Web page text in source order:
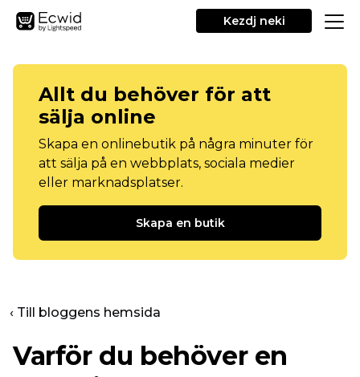
Kezdj neki
Allt du behöver för att
sälja online
Skapa en onlinebutik på några minuter för
att sälja på en webbplats, sociala medier
eller marknadsplatser.
Skapa en butik
‹ Till bloggens hemsida
Varför du behöver en